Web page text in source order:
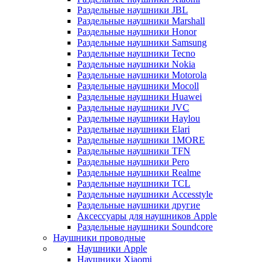
Раздельные наушники JBL
Раздельные наушники Marshall
Раздельные наушники Honor
Раздельные наушники Samsung
Раздельные наушники Tecno
Раздельные наушники Nokia
Раздельные наушники Motorola
Раздельные наушники Mocoll
Раздельные наушники Huawei
Раздельные наушники JVC
Раздельные наушники Haylou
Раздельные наушники Elari
Раздельные наушники 1MORE
Раздельные наушники TFN
Раздельные наушники Pero
Раздельные наушники Realme
Раздельные наушники TCL
Раздельные наушники Accesstyle
Раздельные наушники другие
Аксессуары для наушников Apple
Раздельные наушники Soundcore
Наушники проводные
Наушники Apple
Наушники Xiaomi